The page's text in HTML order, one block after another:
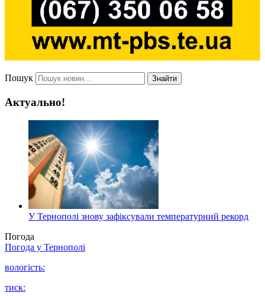
Пошук Знайти
Актуально!
У Тернополі знову зафіксували температурний рекорд
Погода
Погода у Тернополі
вологість:
тиск: